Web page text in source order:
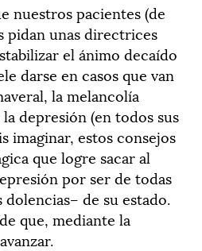
nuestros pacientes (de
pidan unas directrices
el ánimo decaído
darse en casos que van
la melancolía
depresión (en todos sus
imaginar, estos consejos
que logre sacar al
por ser de todas
dolencias– de su estado.
que, mediante la